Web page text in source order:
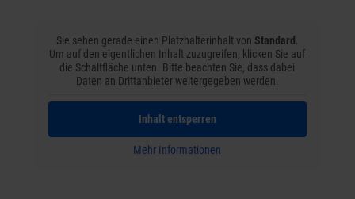
Sie sehen gerade einen Platzhalterinhalt von Standard .
Um auf den eigentlichen Inhalt zuzugreifen, klicken Sie auf
die Schaltfläche unten. Bitte beachten Sie, dass dabei
Daten an Drittanbieter weitergegeben werden.
Inhalt entsperren
Mehr Informationen